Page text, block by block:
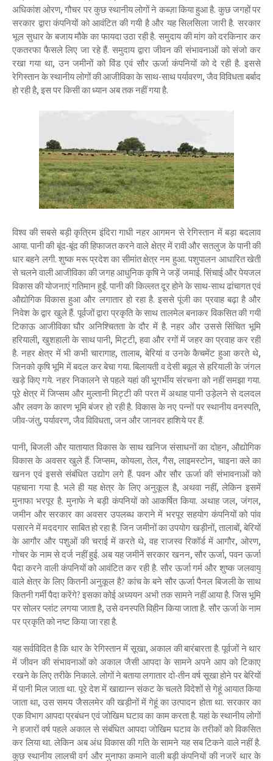
अधिकांश ओरण, गौचर पर कुछ स्थानीय लोगों ने कब्ज़ा किया हुआ है. कुछ जगहों पर
सरकार द्वारा कंपनियों को आवंटित की गयी है और यह सिलसिला जारी है. सरकार
भूल सुधार के बजाय मौके का फायदा उठा रही है. समुदाय की मांग को दरकिनार कर
एकतरफा फैसले लिए जा रहे हैं. समुदाय द्वारा जीवन की संभावनाओं को संजो कर
रखा गया था, उन जमीनों को विंड एवं सौर ऊर्जा कंपनियों को दे रही है. इससे
रेगिस्तान के स्थानीय लोगों की आजीविका के साथ-साथ पर्यावरण, जैव विविधता बर्बाद
हो रही है, इस पर किसी का ध्यान अब तक नहीं गया है.
विश्व की सबसे बड़ी कृत्रिम इंदिरा गाधी नहर आगमन से रेगिस्तान में बड़ा बदलाव
आया. पानी की बूंद-बूंद की हिफाजत करने वाले क्षेत्र में रावी और सतलुज के पानी की
धार बहने लगी. शुष्क मरू प्रदेश का सीमांत क्षेत्र नम हुआ. पशुपालन आधारित खेती
से चलने वाली आजीविका की जगह आधुनिक कृषि ने जड़ें जमाई. सिंचाई और पेयजल
विकास की योजनाएं गतिमान हुईं. पानी की किल्लत दूर होने के साथ-साथ ढांचागत एवं
औद्योगिक विकास हुआ और लगातार हो रहा है. इससे पूंजी का प्रवाह बढ़ा है और
निवेश के द्वार खुले हैं. पूर्वजों द्वारा प्रकृति के साथ तालमेल बनाकर विकसित की गयी
टिकाऊ आजीविका घौर अनिश्चितता के दौर में है. नहर और उससे सिंचित भूमि
हरियाली, खुशहाली के साथ पानी, मिट्टी, हवा और रगों में जहर का प्रवाह कर रही
है. नहर क्षेत्र में भी कभी चारागाह, तालाब, बेरियां व उनके कैचमेंट हुआ करते थे,
जिनको कृषि भूमि में बदल कर बेचा गया. बिलायती व देसी बवूल से हरियाली के जंगल
खड़े किए गये. नहर निकालने से पहले यहां की भूगर्भीय संरचना को नहीं समझा गया.
पूरे क्षेत्र में जिप्सम और मुल्तानी मिट्टी की परत में अथाह पानी उड़ेलने से दलदल
और लवण के कारण भूमि बंजर हो रही है. विकास के नए पन्नों पर स्थानीय वनस्पति,
जीव-जंतु, पर्यावरण, जैव विविधता, जन और जानवर हाशिये पर हैं.
पानी, बिजली और यातायात विकास के साथ खनिज संसाधनों का दोहन, औद्योगिक
विकास के अवसर खुले हैं. जिप्सम, कोयला, तेल, गैस, लाइमस्टोन, चाइना क्ले का
खनन एवं इससे संबंधित उद्योग लगे हैं. पवन और सौर ऊर्जा की संभावनाओं को
पहचाना गया है. भले ही यह क्षेत्र के लिए अनुकूल है, अथवा नहीं, लेकिन इसमें
मुनाफा भरपूर है. मुनाफे ने बड़ी कंपनियों को आकर्षित किया. अथाह जल, जंगल,
जमीन और सरकार का अवसर उपलब्ध कराने में भरपूर सहयोग कंपनियों को पांव
पसारने में मददगार साबित हो रहा है. जिन जमीनों का उपयोग खड़ीनों, तालाबों, बेरियों
के आगौर और पशुओं की चराई में करते थे, वह राजस्व रिकॉर्ड में आगौर, ओरण,
गोचर के नाम से दर्ज नहीं हुई. अब यह जमीनें सरकार खनन, सौर ऊर्जा, पवन ऊर्जा
पैदा करने वाली कंपनियों को आवंटित कर रही है. सौर ऊर्जा गर्म और शुष्क जलवायु
वाले क्षेत्र के लिए कितनी अनुकूल है? कांच के बने सौर ऊर्जा पैनल बिजली के साथ
कितनी गर्मी पैदा करेंगे? इसका कोई अध्ययन अभी तक सामने नहीं आया है. जिस भूमि
पर सोलर प्लांट लगया जाता है, उसे वनस्पति विहीन किया जाता है. सौर ऊर्जा के नाम
पर प्रकृति को नष्ट किया जा रहा है.
यह सर्वविदित है कि थार के रेगिस्तान में सूखा, अकाल की बारंबारता है. पूर्वजों ने थार
में जीवन की संभावनाओं को अकाल जैसी आपदा के सामने अपने आप को टिकाए
रखने के लिए तरीके निकाले. लोगों ने बताया लगातार दो-तीन वर्ष सूखा होने पर बेरियों
में पानी मिल जाता था. पूरे देश में खाद्यान्न संकट के चलते विदेशों से गेहूं आयात किया
जाता था, उस समय जैसलमेर की खड़ीनों में गेहूं का उत्पादन होता था. सरकार का
एक विभाग आपदा प्रबंधन एवं जोखिम घटाव का काम करता है. यहां के स्थानीय लोगों
ने हजारों वर्ष पहले अकाल से संबंधित आपदा जोखिम घटाव के तरीकों को विकसित
कर लिया था. लेकिन अब अंध विकास की गति के सामने यह सब टिकने वाले नहीं है.
कुछ स्थानीय लालची वर्ग और मुनाफा कमाने वाली बड़ी कंपनियों की नजरें थार के